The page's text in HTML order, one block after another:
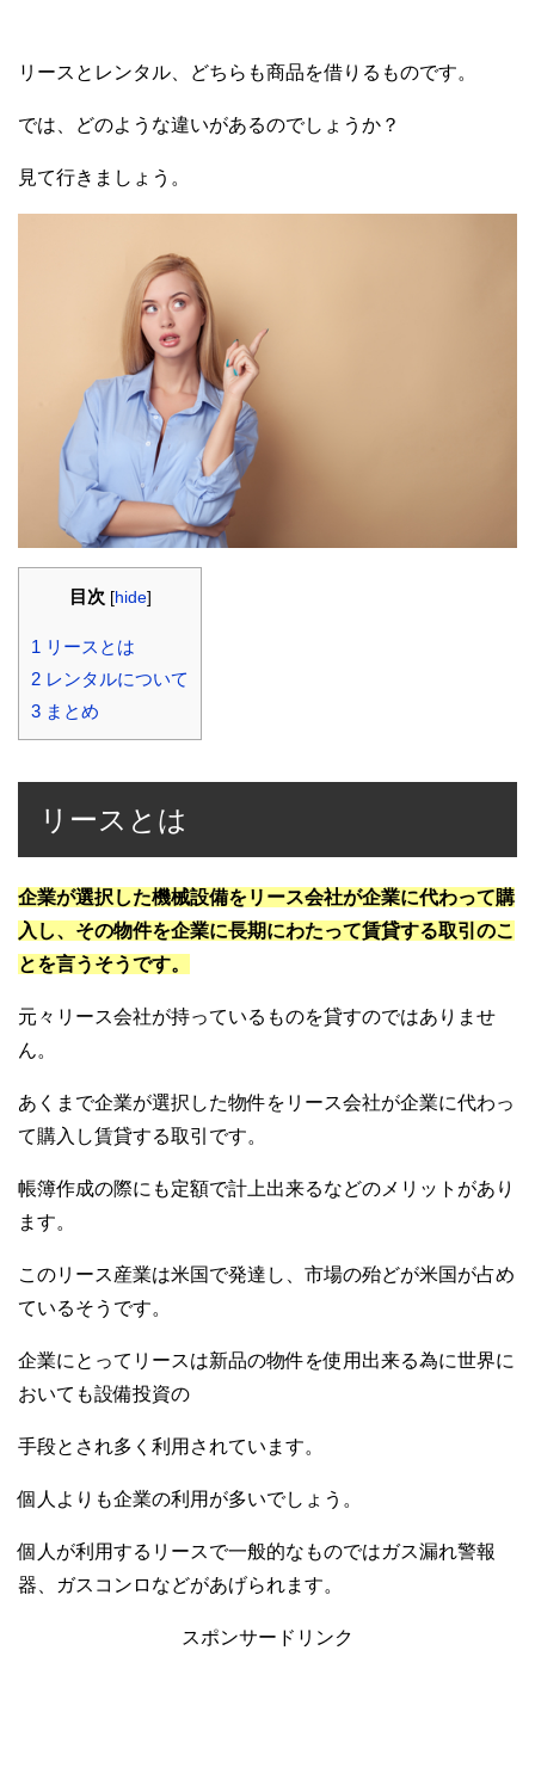
リースとレンタル、どちらも商品を借りるものです。
では、どのような違いがあるのでしょうか？
見て行きましょう。
目次 [hide]
1 リースとは
2 レンタルについて
3 まとめ
リースとは
企業が選択した機械設備をリース会社が企業に代わって購
入し、その物件を企業に長期にわたって賃貸する取引のこ
とを言うそうです。
元々リース会社が持っているものを貸すのではありませ
ん。
あくまで企業が選択した物件をリース会社が企業に代わっ
て購入し賃貸する取引です。
帳簿作成の際にも定額で計上出来るなどのメリットがあり
ます。
このリース産業は米国で発達し、市場の殆どが米国が占め
ているそうです。
企業にとってリースは新品の物件を使用出来る為に世界に
おいても設備投資の
手段とされ多く利用されています。
個人よりも企業の利用が多いでしょう。
個人が利用するリースで一般的なものではガス漏れ警報
器、ガスコンロなどがあげられます。
スポンサードリンク